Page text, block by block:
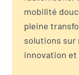
mobilité
pleine
solutions sur
innovation